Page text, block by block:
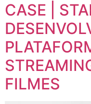
CASE |
FILMES